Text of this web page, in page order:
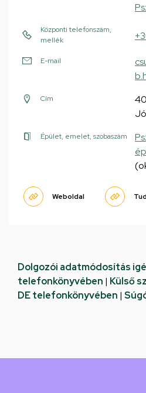
Központi telefonszám,
mellék
E-mail
Cím
Épület, emelet, szobaszám
Weboldal
Dolgozói adatmódosítás
telefonkönyvében | Külső
DE telefonkönyvében |